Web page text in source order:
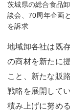
茨城県の総合食品
談会、70周年企画
を訴求
地域卸各社は既
の商材を新たに
こと、新たな販
戦略を展開して
積み上げに努め